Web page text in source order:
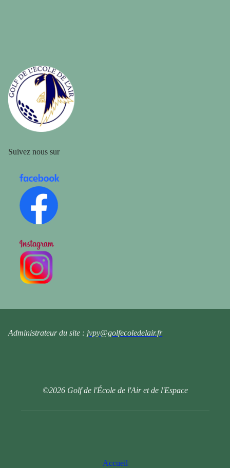
Suivez nous sur
Administrateur du site : jvpy@golfecoledelair.fr
©2026 Golf de l'École de l'Air et de l'Espace
Accueil